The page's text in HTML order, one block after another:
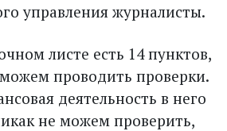
управления журналисты.
листе есть 14 пунктов,
проводить проверки.
деятельность в него
не можем проверить,